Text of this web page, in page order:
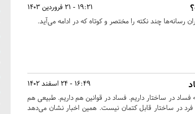
19:21 - 21 فروردین 1403
رسانه‌ها چند نکته را مختصر و کوتاه که در ادامه می‌آید.
16:49 - 24 اسفند 1402
فساد در ساختار داریم. فساد در قوانین هم داریم. طبیعی هم
در ساختار قابل کتمان نیست. همین اخبار نشان می‌دهد